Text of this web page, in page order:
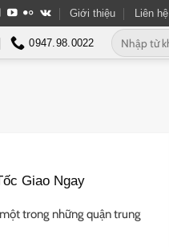
Giới thiệu Liên hệ
0947.98.0022
Tìm
kiếm:
Giao Ngay
trong những quận trung